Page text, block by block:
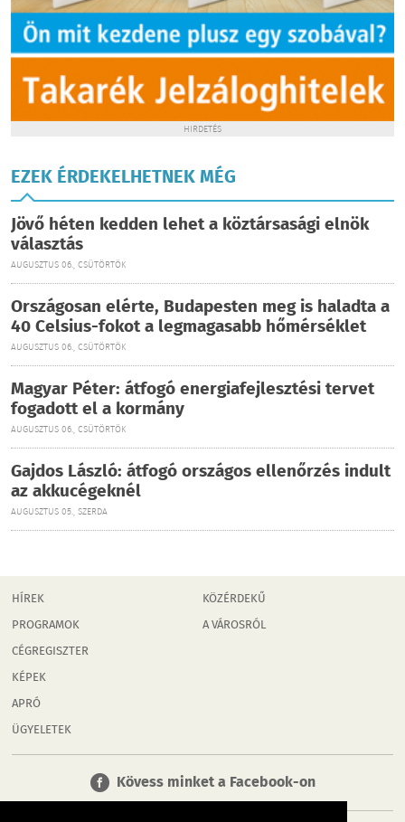
HIRDETÉS
EZEK ÉRDEKELHETNEK MÉG
Jövő héten kedden lehet a köztársasági elnök
választás
AUGUSZTUS 06., CSÜTÖRTÖK
Országosan elérte, Budapesten meg is haladta a
40 Celsius-fokot a legmagasabb hőmérséklet
AUGUSZTUS 06., CSÜTÖRTÖK
Magyar Péter: átfogó energiafejlesztési tervet
fogadott el a kormány
AUGUSZTUS 06., CSÜTÖRTÖK
Gajdos László: átfogó országos ellenőrzés indult
az akkucégeknél
AUGUSZTUS 05., SZERDA
HÍREK
PROGRAMOK
CÉGREGISZTER
KÉPEK
APRÓ
ÜGYELETEK
KÖZÉRDEKŰ
A VÁROSRÓL
Kövess minket a Facebook-on